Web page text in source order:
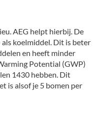
AEG helpt hierbij. De
koelmiddel. Dit is beter
en heeft minder
Potential (GWP)
1430 hebben. Dit
is alsof je 5 bomen per